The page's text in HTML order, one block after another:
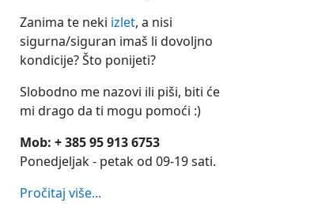
Zanima te neki izlet, a nisi
sigurna/siguran imaš li dovoljno
kondicije? Što ponijeti?
Slobodno me nazovi ili piši, biti će
mi drago da ti mogu pomoći :)
Mob: + 385 95 913 6753
Ponedjeljak - petak od 09-19 sati.
Pročitaj više...